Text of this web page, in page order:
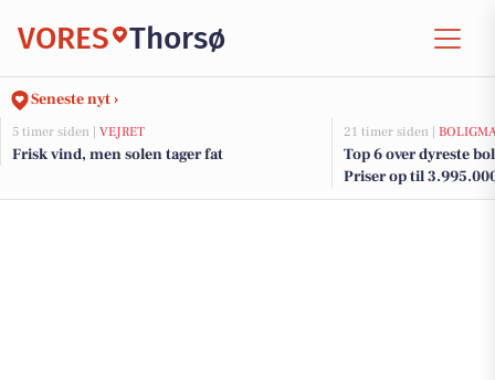
VORES Thorsø
Seneste nyt ›
5 timer siden | VEJRET
Frisk vind, men solen tager fat
21 timer siden |
Top 6 over dyreste
Priser op til